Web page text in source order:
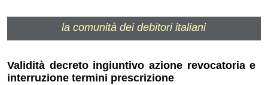
la comunità dei debitori italiani
Validità decreto ingiuntivo azione revocatoria e
interruzione termini prescrizione